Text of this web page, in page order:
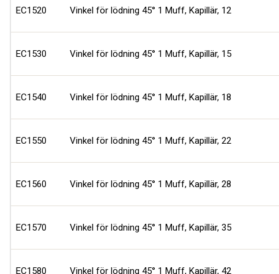
EC1520 Vinkel för lödning 45° 1 Muff, Kapillär, 12
EC1530 Vinkel för lödning 45° 1 Muff, Kapillär, 15
EC1540 Vinkel för lödning 45° 1 Muff, Kapillär, 18
EC1550 Vinkel för lödning 45° 1 Muff, Kapillär, 22
EC1560 Vinkel för lödning 45° 1 Muff, Kapillär, 28
EC1570 Vinkel för lödning 45° 1 Muff, Kapillär, 35
EC1580 Vinkel för lödning 45° 1 Muff, Kapillär, 42